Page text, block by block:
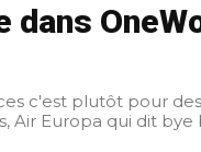
dans
c'est plutôt pour
Air Europa qui dit